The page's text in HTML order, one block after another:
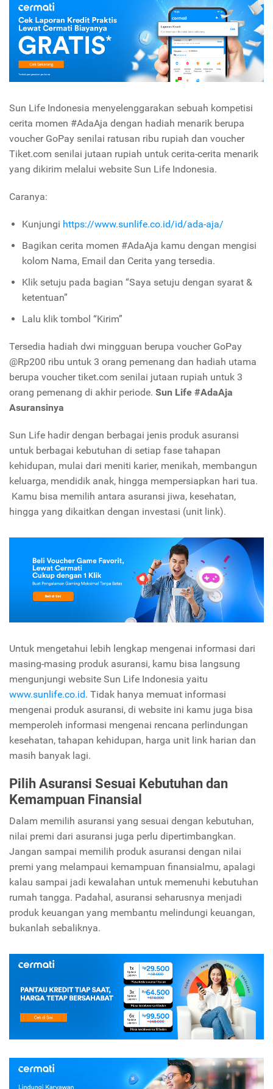
Sun Life Indonesia menyelenggarakan sebuah kompetisi
cerita momen #AdaAja dengan hadiah menarik berupa
voucher GoPay senilai ratusan ribu rupiah dan voucher
Tiket.com senilai jutaan rupiah untuk cerita-cerita menarik
yang dikirim melalui website Sun Life Indonesia.
Caranya:
Kunjungi https://www.sunlife.co.id/id/ada-aja/
Bagikan cerita momen #AdaAja kamu dengan mengisi
kolom Nama, Email dan Cerita yang tersedia.
Klik setuju pada bagian “Saya setuju dengan syarat &
ketentuan”
Lalu klik tombol “Kirim”
Tersedia hadiah dwi mingguan berupa voucher GoPay
@Rp200 ribu untuk 3 orang pemenang dan hadiah utama
berupa voucher tiket.com senilai jutaan rupiah untuk 3
orang pemenang di akhir periode. Sun Life #AdaAja
Asuransinya
Sun Life hadir dengan berbagai jenis produk asuransi
untuk berbagai kebutuhan di setiap fase tahapan
kehidupan, mulai dari meniti karier, menikah, membangun
keluarga, mendidik anak, hingga mempersiapkan hari tua.
Kamu bisa memilih antara asuransi jiwa, kesehatan,
hingga yang dikaitkan dengan investasi (unit link).
Untuk mengetahui lebih lengkap mengenai informasi dari
masing-masing produk asuransi, kamu bisa langsung
mengunjungi website Sun Life Indonesia yaitu
www.sunlife.co.id. Tidak hanya memuat informasi
mengenai produk asuransi, di website ini kamu juga bisa
memperoleh informasi mengenai rencana perlindungan
kesehatan, tahapan kehidupan, harga unit link harian dan
masih banyak lagi.
Pilih Asuransi Sesuai Kebutuhan dan
Kemampuan Finansial
Dalam memilih asuransi yang sesuai dengan kebutuhan,
nilai premi dari asuransi juga perlu dipertimbangkan.
Jangan sampai memilih produk asuransi dengan nilai
premi yang melampaui kemampuan finansialmu, apalagi
kalau sampai jadi kewalahan untuk memenuhi kebutuhan
rumah tangga. Padahal, asuransi seharusnya menjadi
produk keuangan yang membantu melindungi keuangan,
bukanlah sebaliknya.